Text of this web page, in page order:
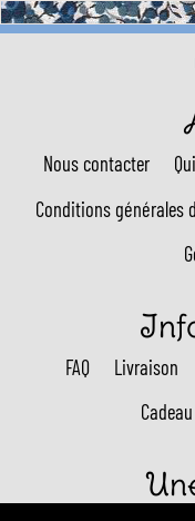
Nous contacter
Conditions générales
FAQ Livraison